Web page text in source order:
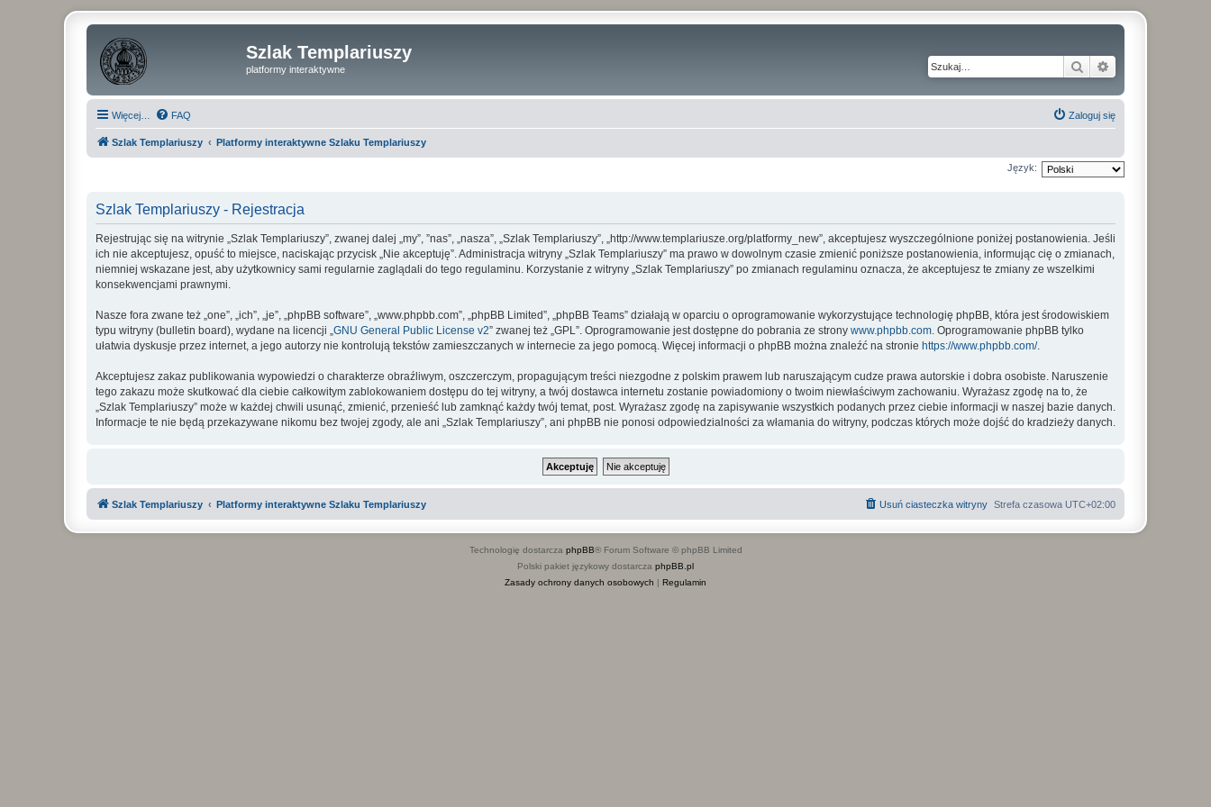
Szlak Templariuszy
platformy interaktywne Szukaj
Więcej… FAQ Zaloguj się
Szlak Templariuszy Platformy interaktywne Szlaku Templariuszy
Język:
Szlak Templariuszy - Rejestracja
Rejestrując się na witrynie „Szlak Templariuszy”, zwanej dalej „my”, ”nas”, „nasza”, „Szlak Templariuszy”, „http://www.templariusze.org/platformy_new”, akceptujesz wyszczególnione poniżej postanowienia. Jeśli
ich nie akceptujesz, opuść to miejsce, naciskając przycisk „Nie akceptuję”. Administracja witryny „Szlak Templariuszy” ma prawo w dowolnym czasie zmienić poniższe postanowienia, informując cię o zmianach,
niemniej wskazane jest, aby użytkownicy sami regularnie zaglądali do tego regulaminu. Korzystanie z witryny „Szlak Templariuszy” po zmianach regulaminu oznacza, że akceptujesz te zmiany ze wszelkimi
konsekwencjami prawnymi.
Nasze fora zwane też „one”, „ich”, „je”, „phpBB software”, „www.phpbb.com”, „phpBB Limited”, „phpBB Teams” działają w oparciu o oprogramowanie wykorzystujące technologię phpBB, która jest środowiskiem
typu witryny (bulletin board), wydane na licencji „GNU General Public License v2” zwanej też „GPL”. Oprogramowanie jest dostępne do pobrania ze strony www.phpbb.com. Oprogramowanie phpBB tylko
ułatwia dyskusje przez internet, a jego autorzy nie kontrolują tekstów zamieszczanych w internecie za jego pomocą. Więcej informacji o phpBB można znaleźć na stronie https://www.phpbb.com/.
Akceptujesz zakaz publikowania wypowiedzi o charakterze obraźliwym, oszczerczym, propagującym treści niezgodne z polskim prawem lub naruszającym cudze prawa autorskie i dobra osobiste. Naruszenie
tego zakazu może skutkować dla ciebie całkowitym zablokowaniem dostępu do tej witryny, a twój dostawca internetu zostanie powiadomiony o twoim niewłaściwym zachowaniu. Wyrażasz zgodę na to, że
„Szlak Templariuszy” może w każdej chwili usunąć, zmienić, przenieść lub zamknąć każdy twój temat, post. Wyrażasz zgodę na zapisywanie wszystkich podanych przez ciebie informacji w naszej bazie danych.
Informacje te nie będą przekazywane nikomu bez twojej zgody, ale ani „Szlak Templariuszy”, ani phpBB nie ponosi odpowiedzialności za włamania do witryny, podczas których może dojść do kradzieży danych.
Szlak Templariuszy Platformy interaktywne Szlaku Templariuszy Strefa czasowa UTC+02:00
Usuń ciasteczka witryny
Technologię dostarcza phpBB® Forum Software © phpBB Limited
Polski pakiet językowy dostarcza phpBB.pl
Zasady ochrony danych osobowych | Regulamin